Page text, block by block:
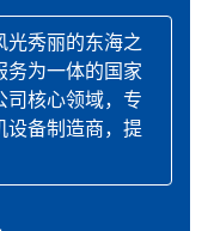
光秀丽的东海之
务为一体的国家
司核心领域，专
设备制造商，提